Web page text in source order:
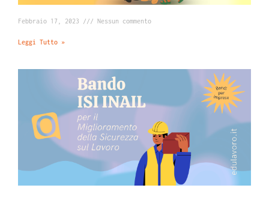
Febbraio 17, 2023 Nessun commento
Leggi Tutto »